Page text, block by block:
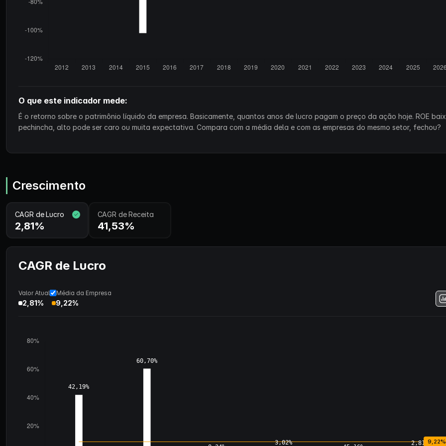
O que este indicador mede:
É o retorno sobre o patrimônio líquido da empresa. Basicamente, quantos anos de lucro pagam o preço da ação hoje. ROE
pechincha, alto pode ser caro ou muita expectativa. Compara com a média dela e com as empresas do mesmo setor, fechou?
Crescimento
CAGR de Lucro
2,81%
CAGR de Receita
41,53%
CAGR de Lucro
Valor Atual
2,81%
Média da Empresa
9,22%